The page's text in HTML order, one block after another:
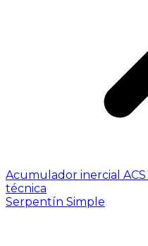
Acumulador inercial ACS
técnica
Serpentín Simple